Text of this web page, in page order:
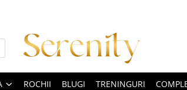
ROCHII BLUGI TRENINGURI